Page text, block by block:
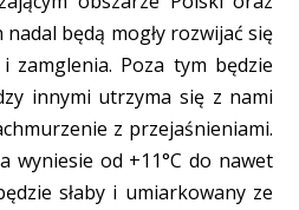
będą mogły rozwijać się
zamglenia. Poza tym będzie
innymi utrzyma się z nami
z przejaśnieniami.
wyniesie od +11°C do nawet
słaby i umiarkowany ze